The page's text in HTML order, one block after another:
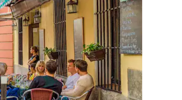
nahor a nadol alebo ich preskúmať pomocou